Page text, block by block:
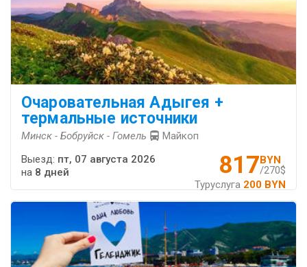
Очаровательная Адыгея +
термальные источники
Минск - Бобруйск - Гомель Майкоп
817BYN
/270$
Туруслуга 200 BYN
Выезд: пт, 07 августа 2026
на 8 дней